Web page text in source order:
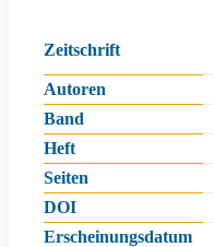
Zeitschrift
Autoren
Band
Heft
Seiten
DOI
Erscheinungsdatum